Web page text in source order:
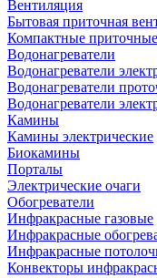
Вентиляция
Бытовая приточная
Компактные
Водонагреватели
Водонагреватели
Водонагреватели
Водонагреватели
Камины
Камины электрические
Биокамины
Порталы
Электрические очаги
Обогреватели
Инфракрасные газовые
Инфракрасные
Инфракрасные
Конвекторы